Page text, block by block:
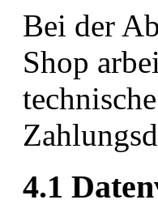
Bei der
Shop
4.1